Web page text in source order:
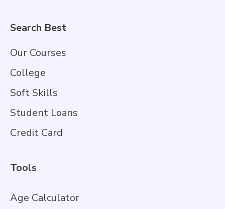
Search Best
Our Courses
College
Soft Skills
Student Loans
Credit Card
Tools
Age Calculator